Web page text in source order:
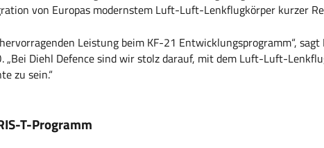
von Europas modernstem Luft-Luft-Lenkflugkörper kurzer
Leistung beim KF-21 Entwicklungsprogramm“,
„Bei Diehl Defence sind wir stolz darauf, mit dem Luft-Luft-
zu sein.“
T-Programm